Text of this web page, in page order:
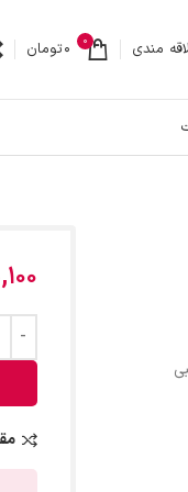
مندی 0
0تومان